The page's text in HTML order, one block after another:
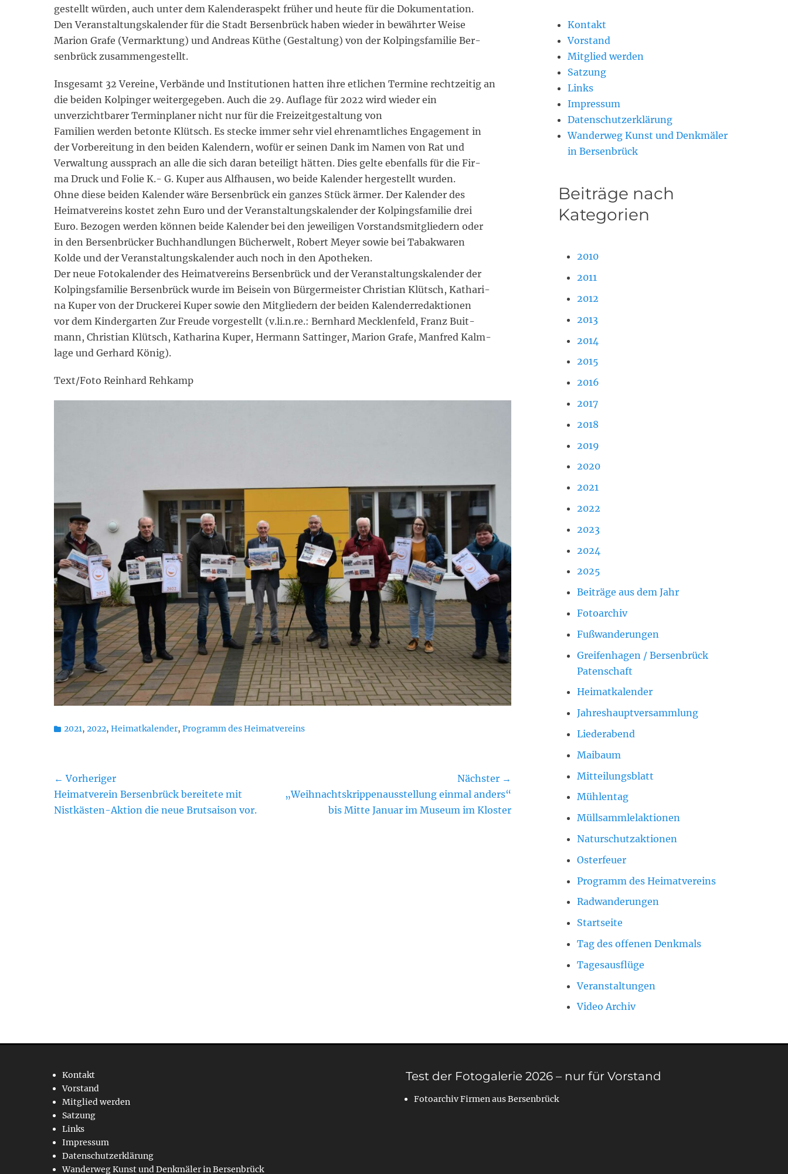
gestellt würden, auch unter dem Kalenderaspekt früher und heute für die Dokumentation.
Den Veranstaltungskalender für die Stadt Bersenbrück haben wieder in bewährter Weise
Marion Grafe (Vermarktung) und Andreas Küthe (Gestaltung) von der Kolpingsfamilie Ber-
senbrück zusammengestellt.
Insgesamt 32 Vereine, Verbände und Institutionen hatten ihre etlichen Termine rechtzeitig an
die beiden Kolpinger weitergegeben. Auch die 29. Auflage für 2022 wird wieder ein
unverzichtbarer Terminplaner nicht nur für die Freizeitgestaltung von
Familien werden betonte Klütsch. Es stecke immer sehr viel ehrenamtliches Engagement in
der Vorbereitung in den beiden Kalendern, wofür er seinen Dank im Namen von Rat und
Verwaltung aussprach an alle die sich daran beteiligt hätten. Dies gelte ebenfalls für die Fir-
ma Druck und Folie K.- G. Kuper aus Alfhausen, wo beide Kalender hergestellt wurden.
Ohne diese beiden Kalender wäre Bersenbrück ein ganzes Stück ärmer. Der Kalender des
Heimatvereins kostet zehn Euro und der Veranstaltungskalender der Kolpingsfamilie drei
Euro. Bezogen werden können beide Kalender bei den jeweiligen Vorstandsmitgliedern oder
in den Bersenbrücker Buchhandlungen Bücherwelt, Robert Meyer sowie bei Tabakwaren
Kolde und der Veranstaltungskalender auch noch in den Apotheken.
Der neue Fotokalender des Heimatvereins Bersenbrück und der Veranstaltungskalender der
Kolpingsfamilie Bersenbrück wurde im Beisein von Bürgermeister Christian Klütsch, Kathari-
na Kuper von der Druckerei Kuper sowie den Mitgliedern der beiden Kalenderredaktionen
vor dem Kindergarten Zur Freude vorgestellt (v.li.n.re.: Bernhard Mecklenfeld, Franz Buit-
mann, Christian Klütsch, Katharina Kuper, Hermann Sattinger, Marion Grafe, Manfred Kalm-
lage und Gerhard König).
Text/Foto Reinhard Rehkamp
Kategorien
2021, 2022, Heimatkalender, Programm des Heimatvereins
Beitragsnavigation
← Vorheriger
Vorheriger
Beitrag:
Heimatverein Bersenbrück bereitete mit
Nistkästen-Aktion die neue Brutsaison vor.
Nächster →
Nächster
„Weihnachtskrippenausstellung einmal anders“
bis Mitte Januar im Museum im Kloster
Kontakt
Vorstand
Mitglied werden
Satzung
Links
Impressum
Datenschutzerklärung
Wanderweg Kunst und Denkmäler
in Bersenbrück
Beiträge nach
Kategorien
2010
2011
2012
2013
2014
2015
2016
2017
2018
2019
2020
2021
2022
2023
2024
2025
Beiträge aus dem Jahr
Fotoarchiv
Fußwanderungen
Greifenhagen / Bersenbrück
Patenschaft
Heimatkalender
Jahreshauptversammlung
Liederabend
Maibaum
Mitteilungsblatt
Mühlentag
Müllsammlelaktionen
Naturschutzaktionen
Osterfeuer
Programm des Heimatvereins
Radwanderungen
Startseite
Tag des offenen Denkmals
Tagesausflüge
Veranstaltungen
Video Archiv
Kontakt
Vorstand
Mitglied werden
Satzung
Links
Impressum
Datenschutzerklärung
Wanderweg Kunst und Denkmäler in Bersenbrück
Test der Fotogalerie 2026 – nur für Vorstand
Fotoarchiv Firmen aus Bersenbrück